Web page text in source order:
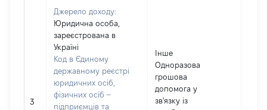
3
Джерело доходу:
Юридична особа,
зареєстрована в
Україні
Код в Єдиному
державному реєстрі
юридичних осіб,
фізичних осіб –
підприємців та
Інше
Одноразова
грошова
допомога у
зв'язку із